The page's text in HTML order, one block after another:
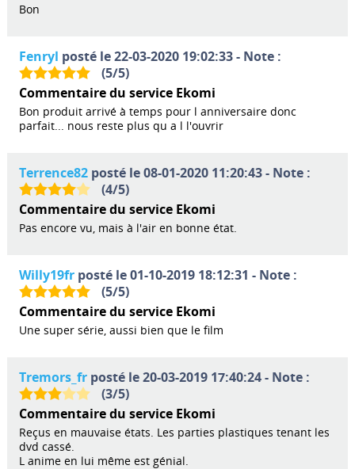
Bon
Fenryl posté le 22-03-2020 19:02:33 - Note :
(5/5)
Commentaire du service Ekomi
Bon produit arrivé à temps pour l anniversaire donc
parfait... nous reste plus qu a l l'ouvrir
Terrence82posté le 08-01-2020 11:20:43 - Note :
(4/5)
Commentaire du service Ekomi
Pas encore vu, mais à l'air en bonne état.
Willy19frposté le 01-10-2019 18:12:31 - Note :
(5/5)
Commentaire du service Ekomi
Une super série, aussi bien que le film
Tremors_frposté le 20-03-2019 17:40:24 - Note :
(3/5)
Commentaire du service Ekomi
Reçus en mauvaise états. Les parties plastiques tenant les
dvd cassé.
L anime en lui même est génial.